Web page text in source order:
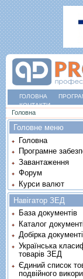
ГОЛОВНА
КОНТАКТИ
Ви є тут
Головна
Головне меню
Головна
Програмне
Завантаження
Форум
Курси валют
Навігатор ЗЕД
База документів
Каталог
Добірка
Українська
товарів ЗЕД
Єдиний список
подвійного